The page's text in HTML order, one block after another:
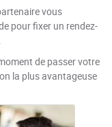
vous
pour fixer un rendez-
de passer votre
la plus avantageuse